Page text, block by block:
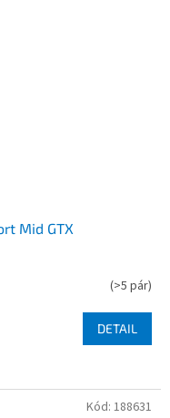
Mid GTX
(>5 pár)
DETAIL
Kód: 188631